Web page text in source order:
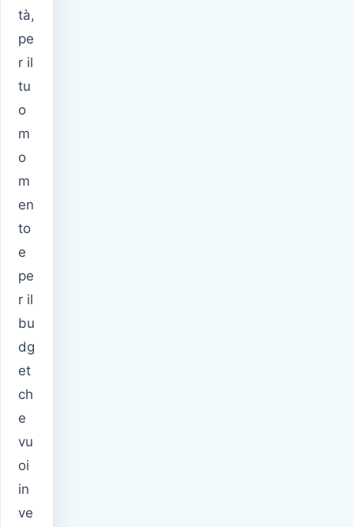
tà,
pe
r il
tu
o
m
o
m
en
to
e
pe
r il
bu
dg
et
ch
e
vu
oi
in
ve